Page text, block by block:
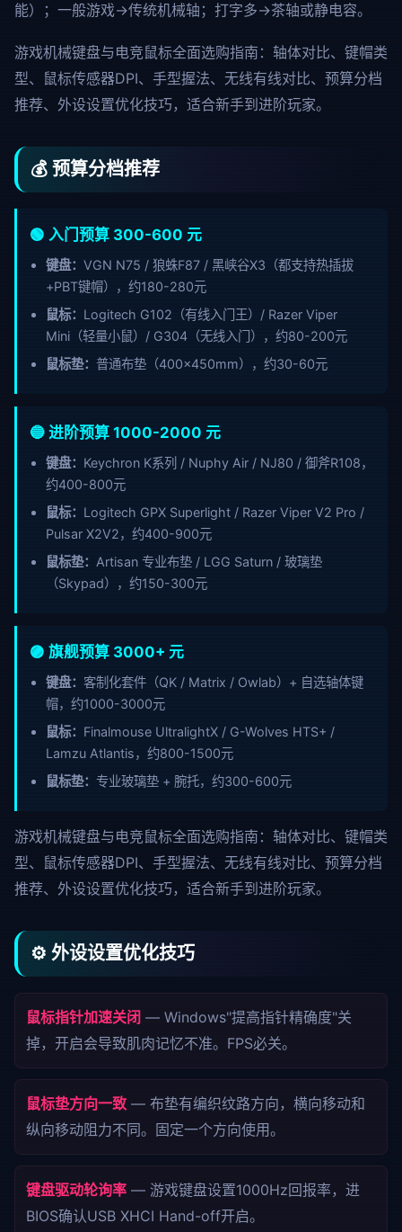
能）；一般游戏→传统机械轴；打字多→茶轴或静电容。
游戏机械键盘与电竞鼠标全面选购指南：轴体对比、键帽类
型、鼠标传感器DPI、手型握法、无线有线对比、预算分档
推荐、外设设置优化技巧，适合新手到进阶玩家。
💰 预算分档推荐
🟢 入门预算 300-600 元
键盘： VGN N75 / 狼蛛F87 / 黑峡谷X3（都支持热插拔
+PBT键帽），约180-280元
鼠标： Logitech G102（有线入门王）/ Razer Viper
Mini（轻量小鼠）/ G304（无线入门），约80-200元
鼠标垫： 普通布垫（400×450mm），约30-60元
🔵 进阶预算 1000-2000 元
键盘： Keychron K系列 / Nuphy Air / NJ80 / 御斧R108，
约400-800元
鼠标： Logitech GPX Superlight / Razer Viper V2 Pro /
Pulsar X2V2，约400-900元
鼠标垫： Artisan 专业布垫 / LGG Saturn / 玻璃垫
（Skypad），约150-300元
🟣 旗舰预算 3000+ 元
键盘： 客制化套件（QK / Matrix / Owlab）+ 自选轴体键
帽，约1000-3000元
鼠标： Finalmouse UltralightX / G-Wolves HTS+ /
Lamzu Atlantis，约800-1500元
鼠标垫： 专业玻璃垫 + 腕托，约300-600元
游戏机械键盘与电竞鼠标全面选购指南：轴体对比、键帽类
型、鼠标传感器DPI、手型握法、无线有线对比、预算分档
推荐、外设设置优化技巧，适合新手到进阶玩家。
⚙️ 外设设置优化技巧
鼠标指针加速关闭 — Windows"提高指针精确度"关
掉，开启会导致肌肉记忆不准。FPS必关。
鼠标垫方向一致 — 布垫有编织纹路方向，横向移动和
纵向移动阻力不同。固定一个方向使用。
键盘驱动轮询率 — 游戏键盘设置1000Hz回报率，进
BIOS确认USB XHCI Hand-off开启。